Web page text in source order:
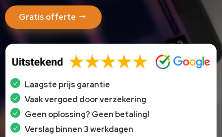
Gratis offerte
Laagste prijs garantie
Vaak vergoed door verzekering
Geen oplossing? Geen betaling!
Verslag binnen 3 werkdagen